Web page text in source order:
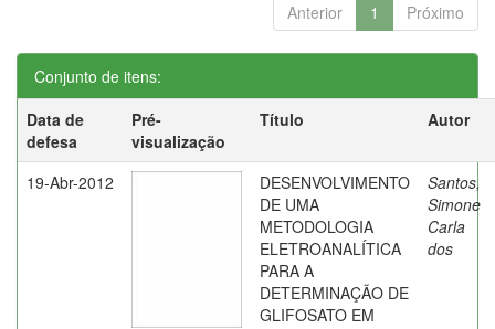
Anterior 1 Próximo
Conjunto de itens:
Data de
defesa
Pré-
visualização
Título Autor
19-Abr-2012
DESENVOLVIMENTO
DE UMA
METODOLOGIA
ELETROANALÍTICA
PARA A
DETERMINAÇÃO DE
GLIFOSATO EM
Santos,
Simone
Carla
dos